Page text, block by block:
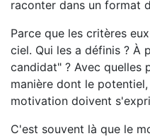
raconter dans un format
Parce que les critères
ciel. Qui les a définis ? À
candidat" ? Avec quelles
manière dont le
motivation doivent
C'est souvent là que le